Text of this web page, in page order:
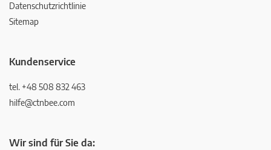
Datenschutzrichtlinie
Sitemap
Kundenservice
tel. +48 508 832 463
hilfe@ctnbee.com
Wir sind für Sie da: